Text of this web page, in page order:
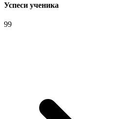
Успеси ученика
99